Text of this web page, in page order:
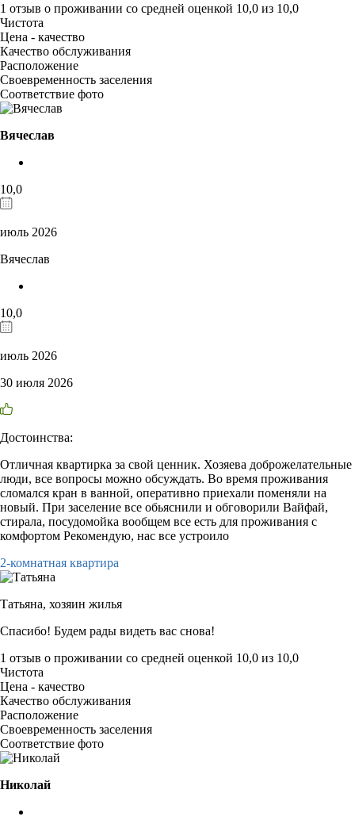
1 отзыв о проживании со средней оценкой 10,0 из 10,0
Чистота
Цена - качество
Качество обслуживания
Расположение
Своевременность заселения
Соответствие фото
Вячеслав
10,0
июль 2026
Вячеслав
10,0
июль 2026
30 июля 2026
Достоинства:
Отличная квартирка за свой ценник. Хозяева доброжелательные
люди, все вопросы можно обсуждать. Во время проживания
сломался кран в ванной, оперативно приехали поменяли на
новый. При заселение все обьяснили и обговорили Вайфай,
стирала, посудомойка вообщем все есть для проживания с
комфортом Рекомендую, нас все устроило
2-комнатная квартира
Татьяна, хозяин жилья
Спасибо! Будем рады видеть вас снова!
1 отзыв о проживании со средней оценкой 10,0 из 10,0
Чистота
Цена - качество
Качество обслуживания
Расположение
Своевременность заселения
Соответствие фото
Николай